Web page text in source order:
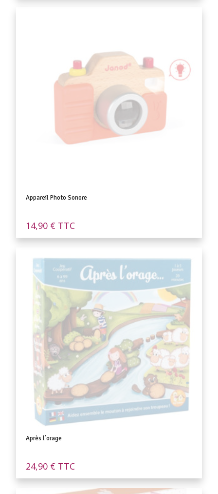
Appareil Photo Sonore
14,90 € TTC
Après l’orage
24,90 € TTC